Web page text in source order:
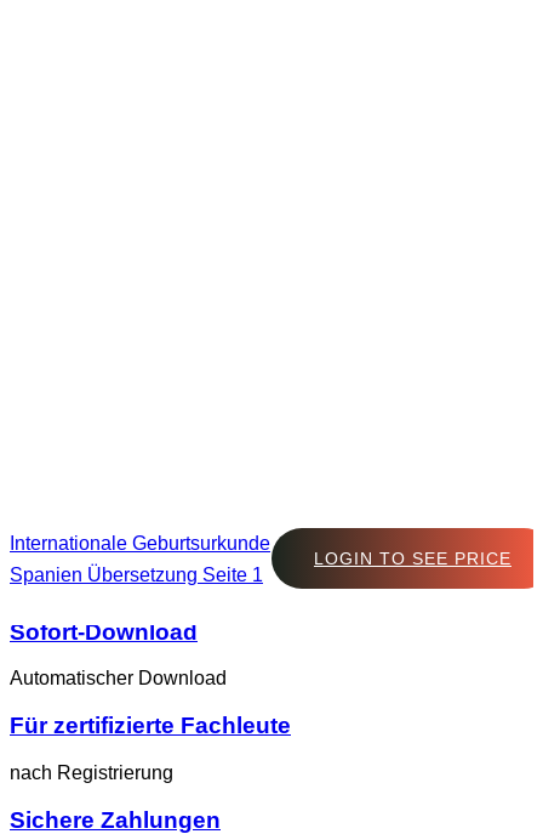
Internationale Geburtsurkunde
Spanien Übersetzung Seite 1
LOGIN TO SEE PRICE
Sofort-Download
Automatischer Download
Für zertifizierte Fachleute
nach Registrierung
Sichere Zahlungen